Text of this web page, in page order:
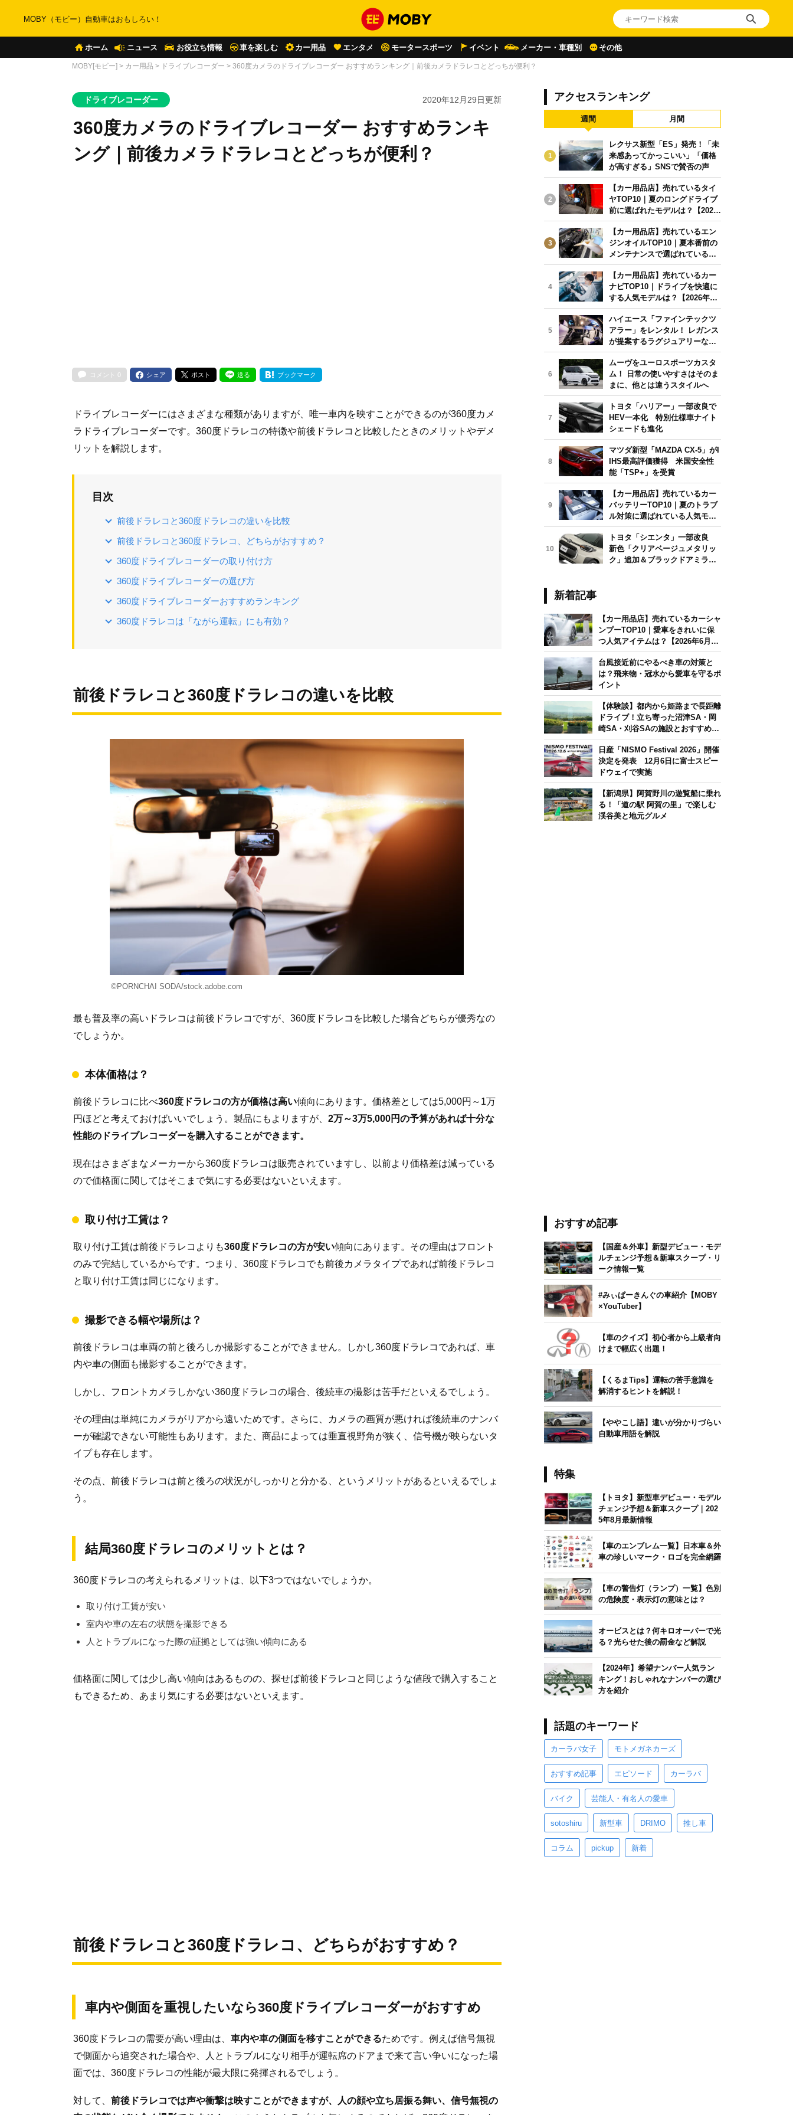
MOBY（モビー）自動車はおもしろい！
ホーム ニュース お役立ち情報 車を楽しむ カー用品 エンタメ モータースポーツ イベント メーカー・車種別 その他
MOBY[モビー] > カー用品 > ドライブレコーダー > 360度カメラのドライブレコーダー おすすめランキング｜前後カメラドラレコとどっちが便利？
ドライブレコーダー 2020年12月29日更新
360度カメラのドライブレコーダー おすすめランキ
ング｜前後カメラドラレコとどっちが便利？
コメント 0 シェア ポスト 送る ブックマーク
ドライブレコーダーにはさまざまな種類がありますが、唯一車内を映すことができるのが360度カメ
ラドライブレコーダーです。360度ドラレコの特徴や前後ドラレコと比較したときのメリットやデメ
リットを解説します。
目次
前後ドラレコと360度ドラレコの違いを比較
前後ドラレコと360度ドラレコ、どちらがおすすめ？
360度ドライブレコーダーの取り付け方
360度ドライブレコーダーの選び方
360度ドライブレコーダーおすすめランキング
360度ドラレコは「ながら運転」にも有効？
前後ドラレコと360度ドラレコの違いを比較
©PORNCHAI SODA/stock.adobe.com
最も普及率の高いドラレコは前後ドラレコですが、360度ドラレコを比較した場合どちらが優秀なの
でしょうか。
本体価格は？
前後ドラレコに比べ360度ドラレコの方が価格は高い傾向にあります。価格差としては5,000円～1万
円ほどと考えておけばいいでしょう。製品にもよりますが、 2万～3万5,000円の予算があれば十分な
性能のドライブレコーダーを購入することができます。
現在はさまざまなメーカーから360度ドラレコは販売されていますし、以前より価格差は減っている
ので価格面に関してはそこまで気にする必要はないといえます。
取り付け工賃は？
取り付け工賃は前後ドラレコよりも360度ドラレコの方が安い傾向にあります。その理由はフロント
のみで完結しているからです。つまり、360度ドラレコでも前後カメラタイプであれば前後ドラレコ
と取り付け工賃は同じになります。
撮影できる幅や場所は？
前後ドラレコは車両の前と後ろしか撮影することができません。しかし360度ドラレコであれば、車
内や車の側面も撮影することができます。
しかし、フロントカメラしかない360度ドラレコの場合、後続車の撮影は苦手だといえるでしょう。
その理由は単純にカメラがリアから遠いためです。さらに、カメラの画質が悪ければ後続車のナンバ
ーが確認できない可能性もあります。また、商品によっては垂直視野角が狭く、信号機が映らないタ
イプも存在します。
その点、前後ドラレコは前と後ろの状況がしっかりと分かる、というメリットがあるといえるでしょ
う。
結局360度ドラレコのメリットとは？
360度ドラレコの考えられるメリットは、以下3つではないでしょうか。
取り付け工賃が安い
室内や車の左右の状態を撮影できる
人とトラブルになった際の証拠としては強い傾向にある
価格面に関しては少し高い傾向はあるものの、探せば前後ドラレコと同じような値段で購入すること
もできるため、あまり気にする必要はないといえます。
前後ドラレコと360度ドラレコ、どちらがおすすめ？
車内や側面を重視したいなら360度ドライブレコーダーがおすすめ
360度ドラレコの需要が高い理由は、 車内や車の側面を移すことができるためです。例えば信号無視
で側面から追突された場合や、人とトラブルになり相手が運転席のドアまで来て言い争いになった場
面では、360度ドラレコの性能が最大限に発揮されるでしょう。
対して、 前後ドラレコでは声や衝撃は映すことができますが、人の顔や立ち居振る舞い、信号無視の
アクセスランキング
週間 月間
1
レクサス新型「ES」発売！「未
来感あってかっこいい」「価格
が高すぎる」SNSで賛否の声
2
【カー用品店】売れているタイ
ヤTOP10｜夏のロングドライブ
前に選ばれたモデルは？【2026
年6月版】
3
【カー用品店】売れているエン
ジンオイルTOP10｜夏本番前の
メンテナンスで選ばれている人
気モデルは？【2026年6月版】
4
【カー用品店】売れているカー
ナビTOP10｜ドライブを快適に
する人気モデルは？【2026年6
月版】
5
ハイエース「ファインテックツ
アラー」をレンタル！ レガンス
が提案するラグジュアリーな移
動体験
6
ムーヴをユーロスポーツカスタ
ム！ 日常の使いやすさはそのま
まに、他とは違うスタイルへ
7
トヨタ「ハリアー」一部改良で
HEV一本化 特別仕様車ナイト
シェードも進化
8
マツダ新型「MAZDA CX-5」がI
IHS最高評価獲得 米国安全性
能「TSP+」を受賞
9
【カー用品店】売れているカー
バッテリーTOP10｜夏のトラブ
ル対策に選ばれている人気モデ
ルは？【2026年6月版】
10
トヨタ「シエンタ」一部改良
新色「クリアベージュメタリッ
ク」追加＆ブラックドアミラー
新着記事
【カー用品店】売れているカーシャ
ンプーTOP10｜愛車をきれいに保
つ人気アイテムは？【2026年6月
版】
台風接近前にやるべき車の対策と
は？飛来物・冠水から愛車を守るポ
イント
【体験談】都内から姫路まで長距離
ドライブ！立ち寄った沼津SA・岡
崎SA・刈谷SAの施設とおすすめグ
ルメを紹介
日産「NISMO Festival 2026」開催
決定を発表 12月6日に富士スピー
ドウェイで実施
【新潟県】阿賀野川の遊覧船に乗れ
る！「道の駅 阿賀の里」で楽しむ
渓谷美と地元グルメ
おすすめ記事
【国産＆外車】新型デビュー・モデ
ルチェンジ予想＆新車スクープ・リ
ーク情報一覧
#みぃぱーきんぐの車紹介【MOBY
×YouTuber】
【車のクイズ】初心者から上級者向
けまで幅広く出題！
【くるまTips】運転の苦手意識を
解消するヒントを解説！
【ややこし語】違いが分かりづらい
自動車用語を解説
特集
【トヨタ】新型車デビュー・モデル
チェンジ予想＆新車スクープ｜202
5年8月最新情報
【車のエンブレム一覧】日本車＆外
車の珍しいマーク・ロゴを完全網羅
【車の警告灯（ランプ）一覧】色別
の危険度・表示灯の意味とは？
オービスとは？何キロオーバーで光
る？光らせた後の罰金など解説
【2024年】希望ナンバー人気ラン
キング！おしゃれなナンバーの選び
方を紹介
話題のキーワード
カーラバ女子 モトメガネカーズ
おすすめ記事 エピソード カーラバ
バイク 芸能人・有名人の愛車
sotoshiru 新型車 DRIMO 推し車
コラム pickup 新着